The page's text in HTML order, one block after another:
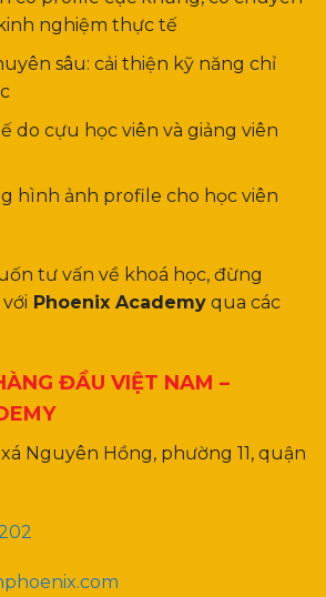
nghiệm thực tế
sâu: cải thiện kỹ năng chỉ
do cựu học viên và giảng viên
hình ảnh profile cho học viên
tư vấn về khoá học, đừng
Phoenix Academy qua các
ĐẦU VIỆT NAM –
Nguyên Hồng, phường 11, quận